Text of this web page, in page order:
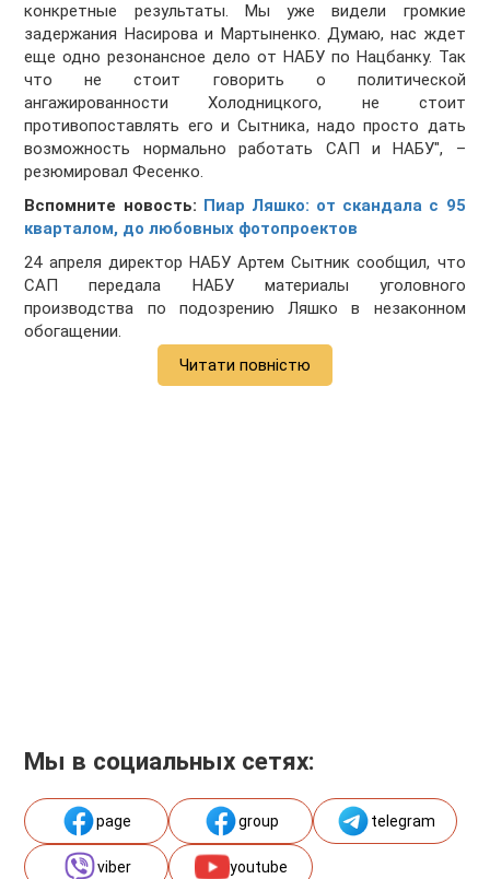
конкретные результаты. Мы уже видели громкие
задержания Насирова и Мартыненко. Думаю, нас ждет
еще одно резонансное дело от НАБУ по Нацбанку. Так
что не стоит говорить о политической
ангажированности Холодницкого, не стоит
противопоставлять его и Сытника, надо просто дать
возможность нормально работать САП и НАБУ", –
резюмировал Фесенко.
Вспомните новость: Пиар Ляшко: от скандала с 95
кварталом, до любовных фотопроектов
24 апреля директор НАБУ Артем Сытник сообщил, что
САП передала НАБУ материалы уголовного
производства по подозрению Ляшко в незаконном
обогащении.
Читати повністю
Мы в социальных сетях:
page group telegram
viber youtube